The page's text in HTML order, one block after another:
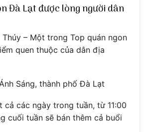
Đà Lạt được lòng người dân
Thúy – Một trong Top quán ngon
quen thuộc của dân địa
Sáng, thành phố Đà Lạt
cả các ngày trong tuần, từ 11:00
cuối tuần sẽ bán thêm cả buổi